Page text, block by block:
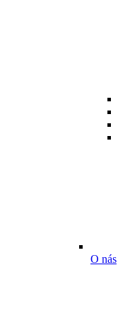
O nás